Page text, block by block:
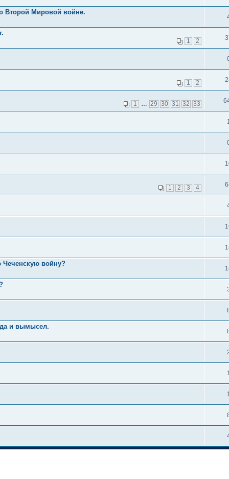
Второй Мировой войне.
1 2
1 2
1 29 30 31 32 33
1
1 2 3 4
войну?
и вымысел.
1
1